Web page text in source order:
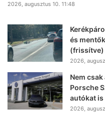
2026, augusztus 10. 11:48
és
(frissítve)
2026,
Nem
Porsche
autókat
2026,